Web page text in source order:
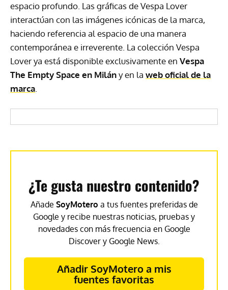
espacio profundo. Las gráficas de Vespa Lover
interactúan con las imágenes icónicas de la marca,
haciendo referencia al espacio de una manera
contemporánea e irreverente. La colección Vespa
Lover ya está disponible exclusivamente en Vespa
The Empty Space en Milány en la web oficial de la
marca.
¿Te gusta nuestro contenido?
Añade SoyMotero a tus fuentes preferidas de
Google y recibe nuestras noticias, pruebas y
novedades con más frecuencia en Google
Discover y Google News.
Añadir SoyMotero a mis
fuentes favoritas